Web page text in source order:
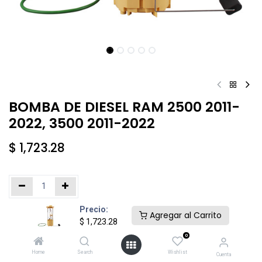
Precio:
$ 1,723.28
Agregar al Carrito
Home Search
0
Wishlist Cuenta
BOMBA DE DIESEL RAM 2500 2011-
2022, 3500 2011-2022
$ 1,723.28
Añadir al carrito Comprar ahora
Agregar a la lista de deseos